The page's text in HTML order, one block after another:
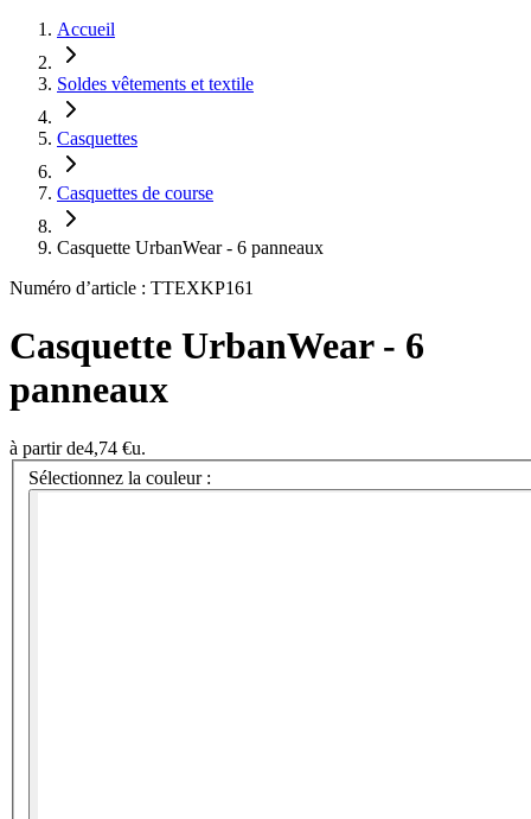
Accueil
Soldes vêtements et textile
Casquettes
Casquettes de course
Casquette UrbanWear - 6 panneaux
Numéro d’article : TTEXKP161
Casquette UrbanWear - 6
panneaux
à partir de4,74 €u.
Sélectionnez la couleur :